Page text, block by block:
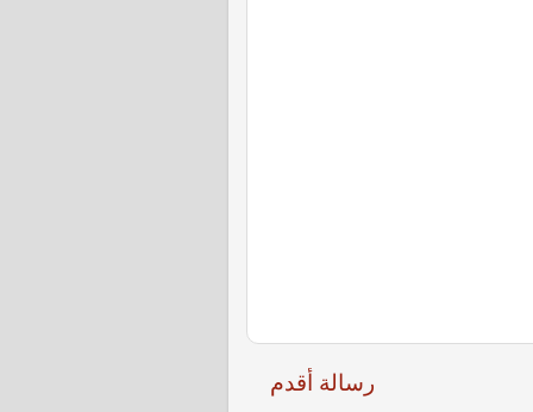
رسالة أقدم